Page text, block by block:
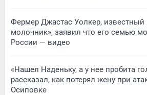
Фермер Джастас Уолкер, известный
молочник», заявил что его семью
России — видео
«Нашел Наденьку, а у нее пробита
рассказал, как потерял жену при
Осиповке